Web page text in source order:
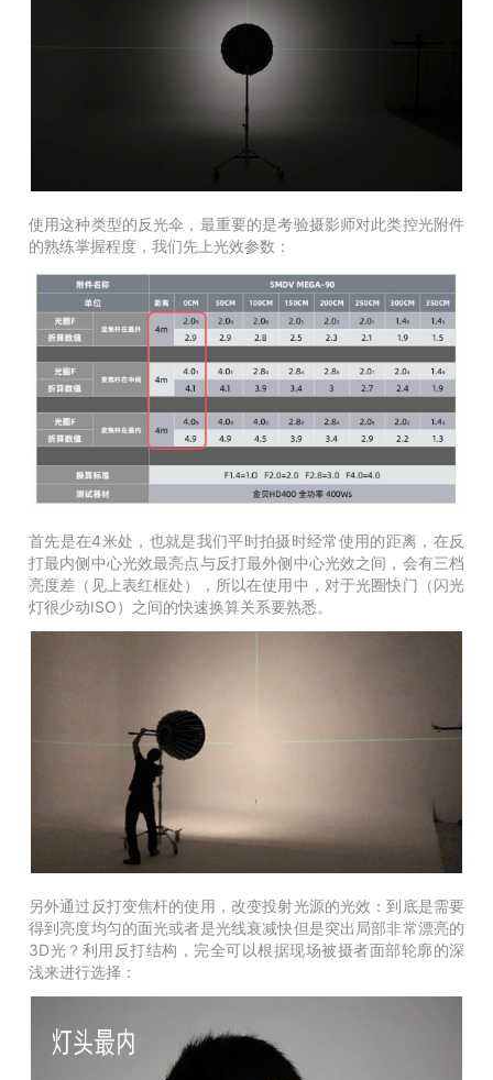
使用这种类型的反光伞，最重要的是考验摄影师对此类控光附件
的熟练掌握程度，我们先上光效参数：
首先是在4米处，也就是我们平时拍摄时经常使用的距离，在反
打最内侧中心光效最亮点与反打最外侧中心光效之间，会有三档
亮度差（见上表红框处），所以在使用中，对于光圈快门（闪光
灯很少动ISO）之间的快速换算关系要熟悉。
另外通过反打变焦杆的使用，改变投射光源的光效：到底是需要
得到亮度均匀的面光或者是光线衰减快但是突出局部非常漂亮的
3D光？利用反打结构，完全可以根据现场被摄者面部轮廓的深
浅来进行选择：